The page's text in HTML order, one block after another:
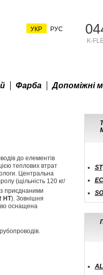
K-
УКР РУС
Фарба
Допоміжні
до елементів
теплових втрат
Центральна
(щільність 120 кг/
з приєднаними
HT). Зовнішня
оснащена
ST